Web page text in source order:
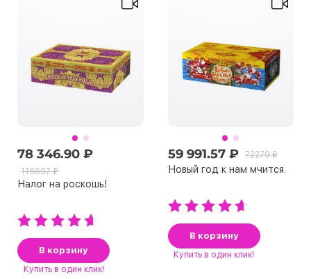
78 346.90 ₽
116597 ₽
Налог на роскошь!
В корзину
Купить в один клик!
59 991.57 ₽ 72279 ₽
Новый год к нам мчится.
В корзину
Купить в один клик!